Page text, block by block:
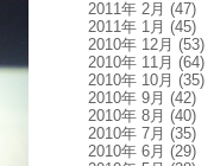
2011年 2月 (47)
2011年 1月 (45)
2010年 12月 (53)
2010年 11月 (64)
2010年 10月 (35)
2010年 9月 (42)
2010年 8月 (40)
2010年 7月 (35)
2010年 6月 (29)